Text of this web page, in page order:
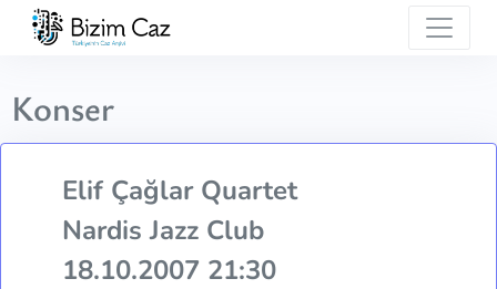
Konser
Elif Çağlar Quartet
Nardis Jazz Club
18.10.2007 21:30